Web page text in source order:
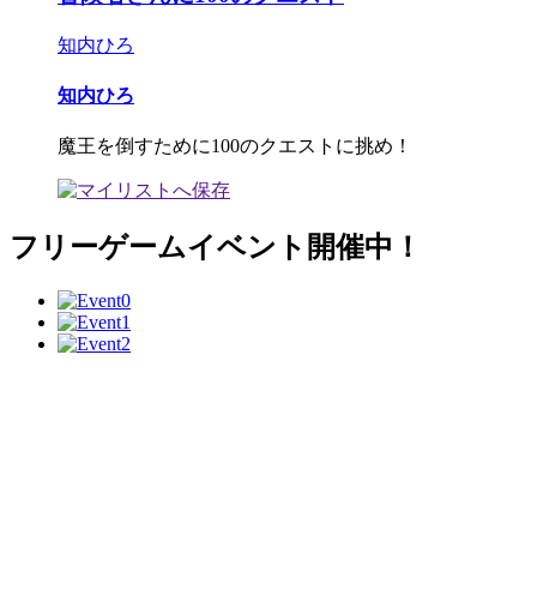
知内ひろ
知内ひろ
魔王を倒すために100のクエストに挑め！
フリーゲームイベント開催中！